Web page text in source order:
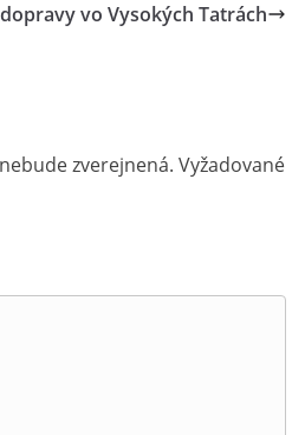
vo Vysokých Tatrách
zverejnená. Vyžadované